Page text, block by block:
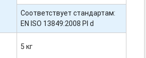
Соответствует стандартам:
EN ISO 13849:2008 Pl d
5 кг